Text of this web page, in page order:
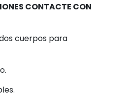
CONTACTE CON
cuerpos para